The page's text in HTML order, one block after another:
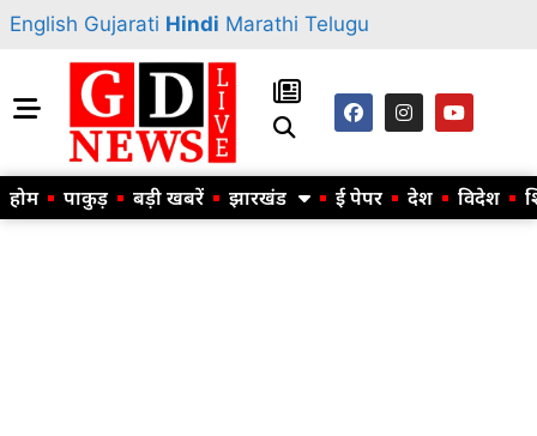
English Gujarati Hindi Marathi Telugu
होम पाकुड़ बड़ी खबरें झारखंड ई पेपर देश विदेश